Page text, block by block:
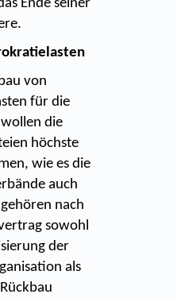
Ende seiner
von
für die
die
höchste
wie es die
auch
nach
sowohl
der
als